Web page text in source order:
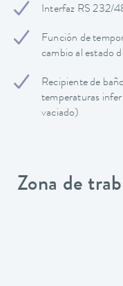
Interfaz RS 232/
Función de
cambio al estado
Recipiente de
temperaturas
vaciado)
Zona de